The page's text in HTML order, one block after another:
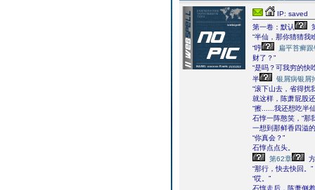
IP: saved
第一卷：默认
“半仙，那你猜猜我
“哼
扁平苔癣
财了？”
“是吗？可我穷的快
半
银屑病银屑
“滚下山去，省得扰
就这样，陈萧屁股
“擦......我还想吃半
石惇一阵憨笑，“那
一想到那鲜香四溢
“你真会？”
石惇点点头。
第62章
“那行，快去快回。”
“哎。”
石惇走后，陈萧侧